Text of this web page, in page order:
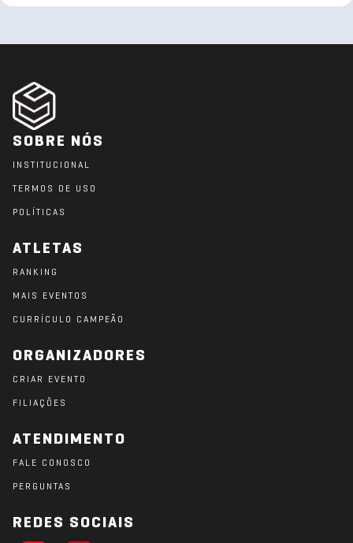
SOBRE NÓS
INSTITUCIONAL
TERMOS DE USO
POLÍTICAS
ATLETAS
RANKING
MAIS EVENTOS
CURRÍCULO CAMPEÃO
ORGANIZADORES
CRIAR EVENTO
FILIAÇÕES
ATENDIMENTO
FALE CONOSCO
PERGUNTAS
REDES SOCIAIS